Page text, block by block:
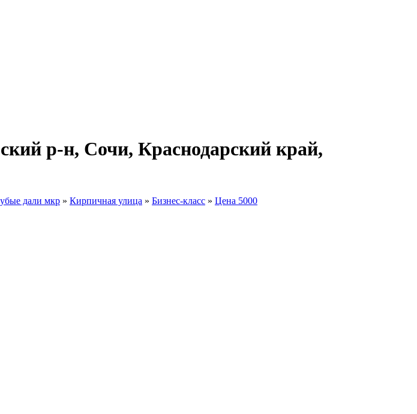
р-н, Сочи, Краснодарский край,
дали мкр » Кирпичная улица » Бизнес-класс » Цена 5000